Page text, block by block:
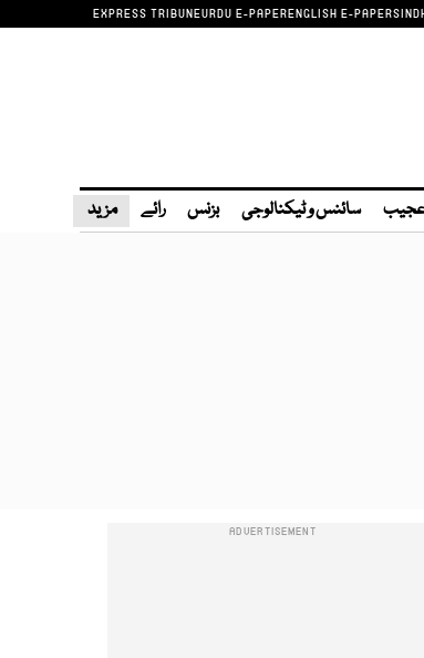
EXPRESS TRIBUNEURDU E-PAPERENGLISH E-PAPER
سائنس و ٹیکنالوجی بزنس رائے مزید